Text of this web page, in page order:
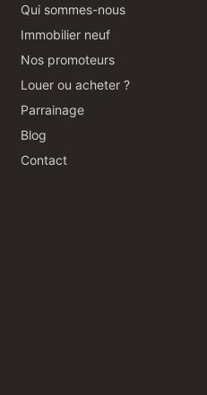
Qui sommes-nous
Immobilier neuf
Nos promoteurs
Louer ou acheter ?
Parrainage
Blog
Contact